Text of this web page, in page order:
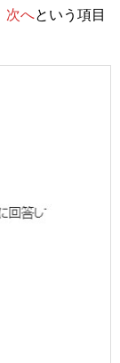
次へという項目